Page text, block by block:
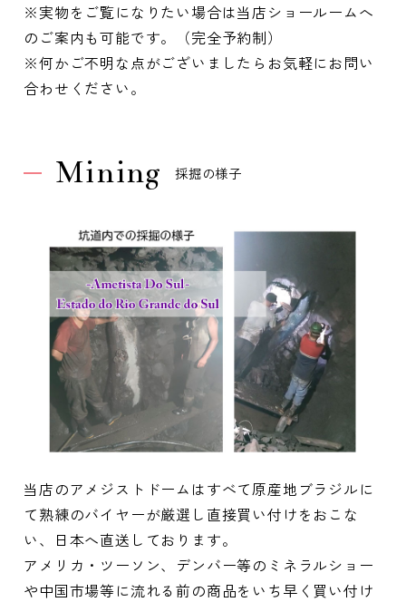
※実物をご覧になりたい場合は当店ショールームへ
のご案内も可能です。（完全予約制）
※何かご不明な点がございましたらお気軽にお問い
合わせください。
Mining 採掘の様子
当店のアメジストドームはすべて原産地ブラジルに
て熟練のバイヤーが厳選し直接買い付けをおこな
い、日本へ直送しております。
アメリカ・ツーソン、デンバー等のミネラルショー
や中国市場等に流れる前の商品をいち早く買い付け